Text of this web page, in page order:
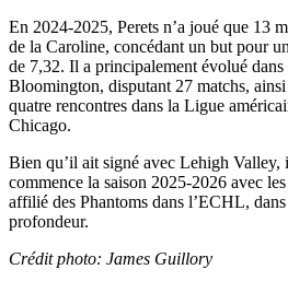
En 2024-2025, Perets n’a joué que 13
de la Caroline, concédant un but pour
de 7,32. Il a principalement évolué
Bloomington, disputant 27 matchs, ainsi
quatre rencontres dans la Ligue
Chicago.
Bien qu’il ait signé avec Lehigh Valley,
commence la saison 2025-2026 avec
affilié des Phantoms dans l’ECHL,
profondeur.
Crédit photo: James Guillory